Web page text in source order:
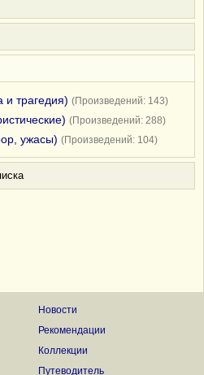
и трагедия) (Произведений: 143)
(Произведений: 288)
ужасы) (Произведений: 104)
Новости
Рекомендации
Коллекции
Путеводитель